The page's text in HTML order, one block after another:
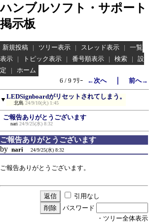
ハンブルソフト・サポート
掲示板
新規投稿 | ツリー表示 | スレッド表示 |
一覧
表示
| トピック表示 | 番号順表示 | 検索 |
設
定
|
ホーム
6 / 9 ﾂﾘｰ
←次へ｜ 前へ→
▼ LEDSignboardがリセットされてしまう。
北島 24/9/10(火) 1:45
ご報告ありがとうございます
nari 24/9/25(水) 8:32
ご報告ありがとうございます
by nari 24/9/25(水) 8:32
ご報告ありがとうございます。
引用なし
パスワード
・ツリー全体表示